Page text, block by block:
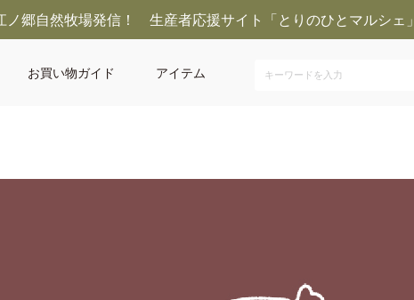
ノ郷自然牧場発信！ 生産者応援サイト「とりのひとマルシェ」
お買い物ガイド アイテム